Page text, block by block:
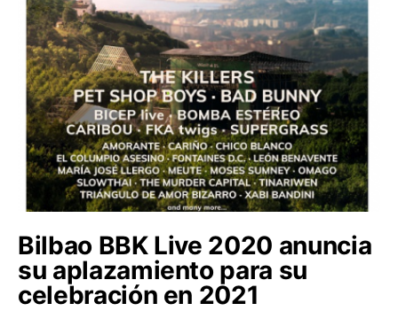
Bilbao BBK Live 2020 anuncia
su aplazamiento para su
celebración en 2021